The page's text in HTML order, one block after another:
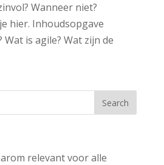
Wanneer niet?
hier. Inhoudsopgave
is agile? Wat zijn de
relevant voor alle